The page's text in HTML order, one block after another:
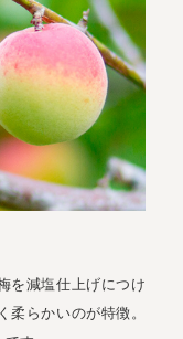
を減塩仕上げにつけ
らかいのが特徴。